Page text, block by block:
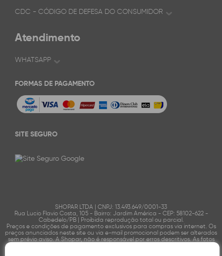
CDC - CÓDIGO DE DEFESA DO CONSUMIDOR
Atendimento
WHATSAPP
FORMAS DE PAGAMENTO
SITE SEGURO
SHOPAR LTDA | CNPJ: 13.493.649/0001-33
Rua Lucio Flavio Costa, 105 - Bairro: Jardim América - CEP: 58102-622 -
Cabedelo/PB | Proibida reprodução total ou parcial.
Preços e condições de pagamento exclusivos para compras via internet. Os
preços anunciados neste site ou via e-mail promocional podem ser alterados
sem prévio aviso. A Shopar, não é responsável por erros descritivos. As fotos